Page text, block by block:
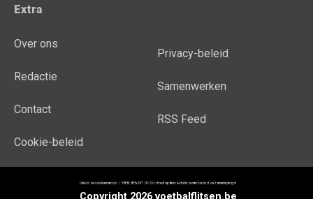
Extra
Over ons
Redactie
Contact
Cookie-beleid
Privacy-beleid
Samenwerken
RSS Feed
Copyright 2026 voetbalflitsen.be